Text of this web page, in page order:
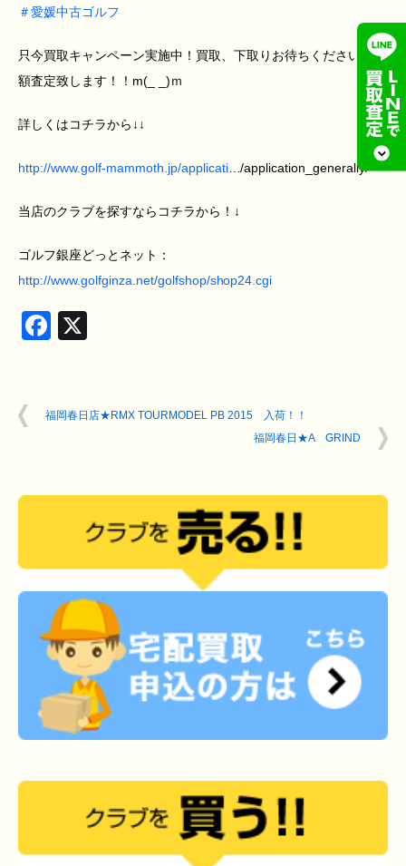
＃愛媛中古ゴルフ
只今買取キャンペーン実施中！買取、下取りお待ちください！高
額査定致します！！m(_ _)ｍ
詳しくはコチラから↓↓
http://www.golf-mammoth.jp/applicati…/application_generally/
当店のクラブを探すならコチラから！↓
ゴルフ銀座どっとネット：
http://www.golfginza.net/golfshop/shop24.cgi
Facebook
福岡春日店★RMX TOURMODEL PB 2015 入荷！！
福岡春日★A GRIND